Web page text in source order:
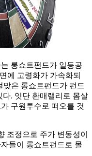
롱쇼트펀드가 일등공
에 고령화가 가속화되
맞은 롱쇼트펀드가 펀드
. 잇단 환매랠리로 몸살
구원투수로 떠오를 것
조정으로 주가 변동성이
들이 롱쇼트펀드로 몰